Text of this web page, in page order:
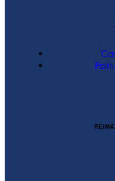
RE/